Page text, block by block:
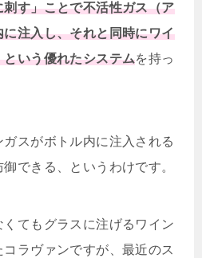
す」ことで不活性ガス（ア
注入し、それと同時にワイ
いう優れたシステムを持っ
スがボトル内に注入される
できる、というわけです。
てもグラスに注げるワイン
ラヴァンですが、最近のス